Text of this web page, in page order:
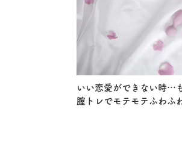
いい恋愛ができない時…
膣トレでモテモテふわふ